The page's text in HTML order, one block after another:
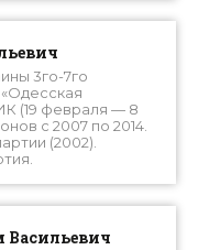
3го-7го
(19 февраля — 8
с 2007 по 2014.
(2002).
Васильевич